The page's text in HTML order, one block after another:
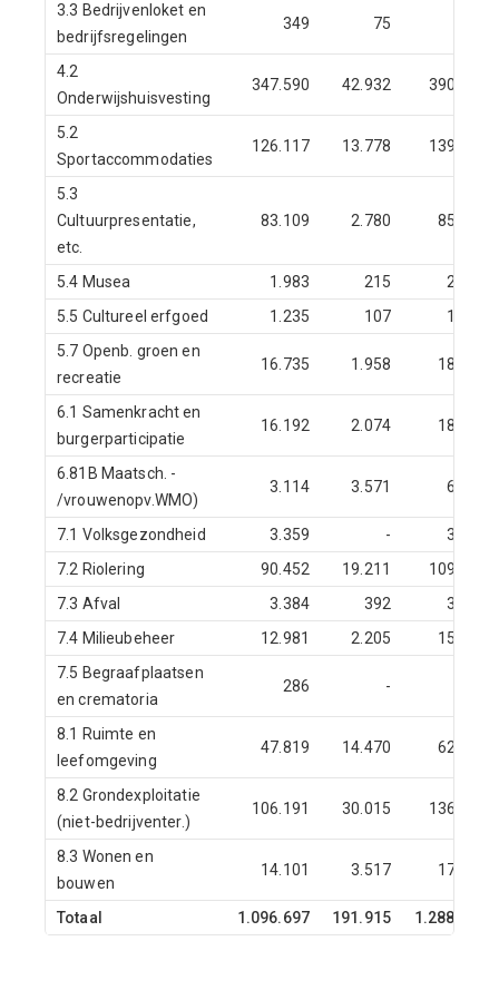
3.3 Bedrijvenloket en
bedrijfsregelingen
349 75
4.2
Onderwijshuisvesting
347.590 42.932 390.522
5.2
Sportaccommodaties
126.117 13.778 139.896
5.3
Cultuurpresentatie,
etc.
83.109 2.780 85.889
5.4 Musea 1.983 215
2.198
5.5 Cultureel erfgoed
1.235 107
1.342
5.7 Openb. groen en
recreatie
16.735 1.958 18.694
6.1 Samenkracht en
burgerparticipatie
16.192 2.074 18.266
6.81B Maatsch. -
/vrouwenopv.WMO)
3.114 3.571 6.684
7.1 Volksgezondheid 3.359 -
3.359
7.2 Riolering
90.452 19.211
109.663
7.3 Afval
3.384 392
3.775
7.4 Milieubeheer
12.981 2.205
15.186
7.5 Begraafplaatsen
en crematoria
286 -
8.1 Ruimte en
leefomgeving
47.819 14.470 62.290
8.2 Grondexploitatie
(niet-bedrijventer.)
106.191 30.015 136.206
8.3 Wonen en
bouwen
14.101 3.517 17.619
Totaal 1.096.697 191.915 1.288.612